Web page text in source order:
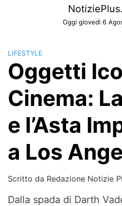
Oggi giovedì 6
LIFESTYLE
Oggetti
Cinema:
e l’Asta
a Los
Scritto da Redazione Notizie
Dalla spada di Darth